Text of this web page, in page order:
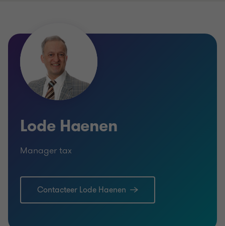
Lode Haenen
Manager tax
Contacteer Lode Haenen